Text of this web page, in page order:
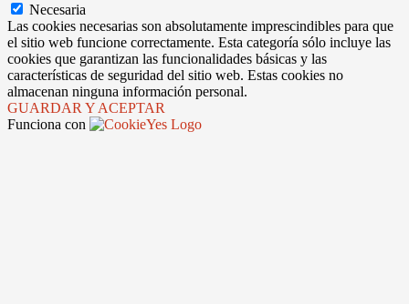
Necesaria
Las cookies necesarias son absolutamente imprescindibles para que
el sitio web funcione correctamente. Esta categoría sólo incluye las
cookies que garantizan las funcionalidades básicas y las
características de seguridad del sitio web. Estas cookies no
almacenan ninguna información personal.
GUARDAR Y ACEPTAR
Funciona con